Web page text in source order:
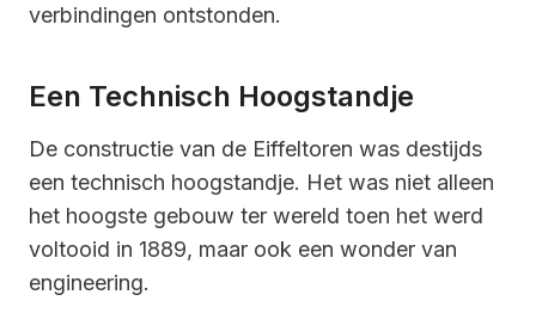
verbindingen ontstonden.
Een Technisch Hoogstandje
De constructie van de Eiffeltoren was destijds
een technisch hoogstandje. Het was niet alleen
het hoogste gebouw ter wereld toen het werd
voltooid in 1889, maar ook een wonder van
engineering.